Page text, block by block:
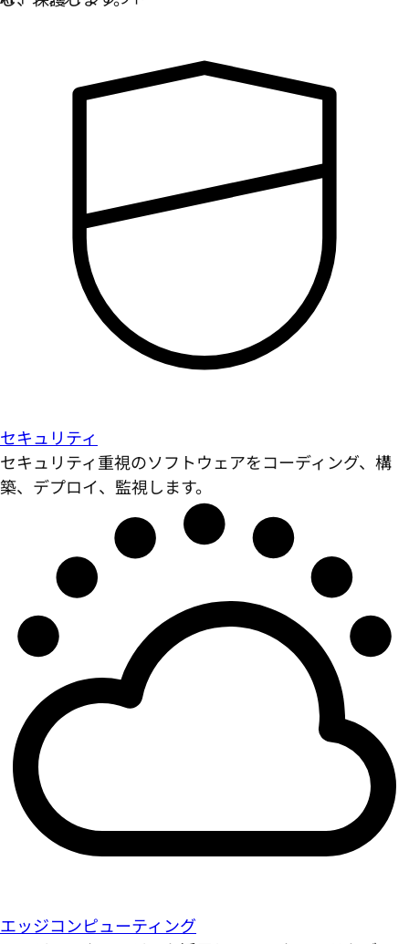
セキュリティ
セキュリティ重視のソフトウェアをコーディング、構
築、デプロイ、監視します。
エッジコンピューティング